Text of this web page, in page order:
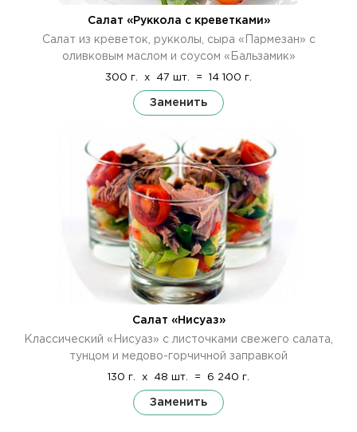
Салат «Руккола с креветками»
Салат из креветок, рукколы, сыра «Пармезан» с
оливковым маслом и соусом «Бальзамик»
300 г. x 47 шт. = 14 100 г.
Заменить
Салат «Нисуаз»
Классический «Нисуаз» с листочками свежего салата,
тунцом и медово-горчичной заправкой
130 г. x 48 шт. = 6 240 г.
Заменить